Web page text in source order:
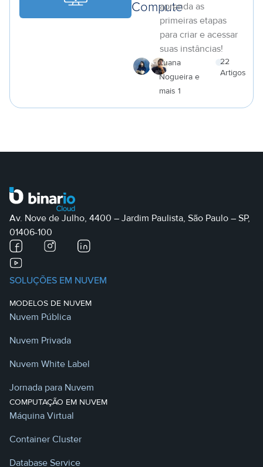
Computeaprenda as
primeiras etapas
para criar e acessar
suas instâncias!
Luana
Nogueira e
mais 1
22
Artigos
Av. Nove de Julho, 4400 – Jardim Paulista, São Paulo – SP,
01406-100
SOLUÇÕES EM NUVEM
MODELOS DE NUVEM
Nuvem Pública
Nuvem Privada
Nuvem White Label
Jornada para Nuvem
COMPUTAÇÃO EM NUVEM
Máquina Virtual
Container Cluster
Database Service